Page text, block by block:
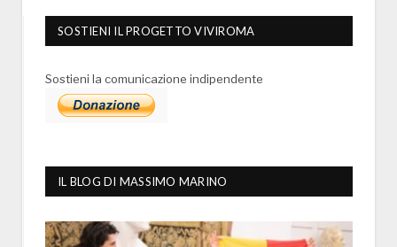
SOSTIENI IL PROGETTO VIVIROMA
Sostieni la comunicazione indipendente
IL BLOG DI MASSIMO MARINO